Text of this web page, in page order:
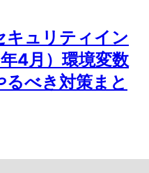
キュリティイン
4月）環境変数
べき対策まと